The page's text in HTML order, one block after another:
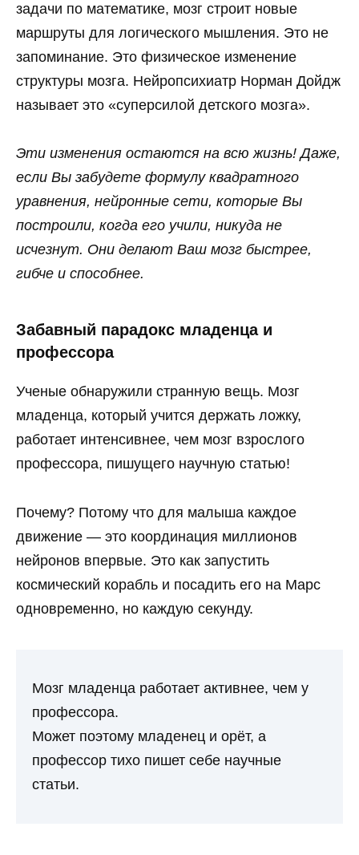
задачи по математике, мозг строит новые
маршруты для логического мышления. Это не
запоминание. Это физическое изменение
структуры мозга. Нейропсихиатр Норман Дойдж
называет это «суперсилой детского мозга».
Эти изменения остаются на всю жизнь! Даже,
если Вы забудете формулу квадратного
уравнения, нейронные сети, которые Вы
построили, когда его учили, никуда не
исчезнут. Они делают Ваш мозг быстрее,
гибче и способнее.
Забавный парадокс младенца и
профессора
Ученые обнаружили странную вещь. Мозг
младенца, который учится держать ложку,
работает интенсивнее, чем мозг взрослого
профессора, пишущего научную статью!
Почему? Потому что для малыша каждое
движение — это координация миллионов
нейронов впервые. Это как запустить
космический корабль и посадить его на Марс
одновременно, но каждую секунду.
Мозг младенца работает активнее, чем у
профессора.
Может поэтому младенец и орёт, а
профессор тихо пишет себе научные
статьи.